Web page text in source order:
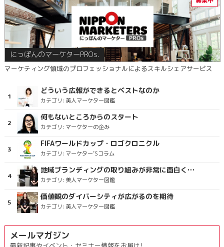
にっぽんのマーケターPROs.
マーケティング領域のプロフェッショナルによるスキルシェアサービス
どういう広報ができるとベストなのか
カテゴリ: 美人マーケター図鑑
何もないところからのスタート
カテゴリ: マーケターの企み
FIFAワールドカップ・ロゴクロニクル
カテゴリ: マーケター’Sコラム
地域ブランディングの取り組みが非常に面白く注目しています
カテゴリ: 美人マーケター図鑑
価値観のダイバーシティが広がるのを期待
カテゴリ: 美人マーケター図鑑
メールマガジン